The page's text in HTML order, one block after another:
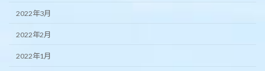
2022年3月
2022年2月
2022年1月